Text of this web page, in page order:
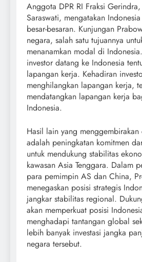
Anggota DPR RI Fraksi Gerindra,
Saraswati, mengatakan
besar-besaran. Kunjungan
negara, salah satu tujuannya
menanamkan modal di
investor datang ke Indonesia
lapangan kerja. Kehadiran
menghilangkan lapangan kerja,
mendatangkan lapangan kerja
Indonesia.
Hasil lain yang
adalah peningkatan komitmen
untuk mendukung stabilitas
kawasan Asia Tenggara. Dalam
para pemimpin AS dan China,
menegaskan posisi strategis
jangkar stabilitas regional.
akan memperkuat posisi
menghadapi tantangan global
lebih banyak investasi jangka
negara tersebut.